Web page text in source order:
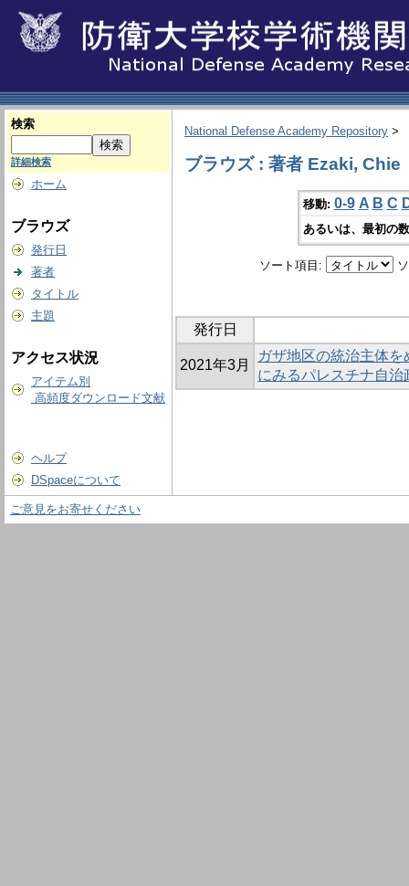
検索
詳細検索
ホーム
ブラウズ
発行日
著者
タイトル
主題
アクセス状況
アイテム別
高頻度ダウンロード文献
ヘルプ
DSpaceについて
National Defense Academy Repository >
ブラウズ : 著者 Ezaki, Chie
移動: 0-9 A B C
あるいは、最初の
ソート項目:
発行日
2021年3月
ガザ地区の統治主体
にみるパレスチナ自
ご意見をお寄せください